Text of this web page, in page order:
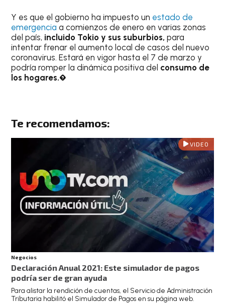
Y es que el gobierno ha impuesto un estado de
emergencia a comienzos de enero en varias zonas
del país, incluido Tokio y sus suburbios, para
intentar frenar el aumento local de casos del nuevo
coronavirus. Estará en vigor hasta el 7 de marzo y
podría romper la dinámica positiva del consumo de
los hogares.�
Te recomendamos:
VIDEO
Negocios
Declaración Anual 2021: Este simulador de pagos
podría ser de gran ayuda
Para alistar la rendición de cuentas, el Servicio de Administración
Tributaria habilitó el Simulador de Pagos en su página web.